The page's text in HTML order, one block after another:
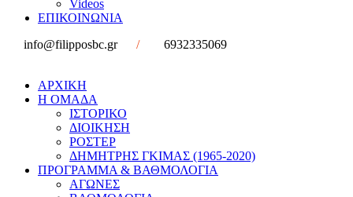
Videos
ΕΠΙΚΟΙΝΩΝΙΑ
info@filipposbc.gr
/ 6932335069
ΑΡΧΙΚΗ
Η ΟΜΑΔΑ
ΙΣΤΟΡΙΚΟ
ΔΙΟΙΚΗΣΗ
ΡΟΣΤΕΡ
ΔΗΜΗΤΡΗΣ ΓΚΙΜΑΣ (1965-2020)
ΠΡΟΓΡΑΜΜΑ & ΒΑΘΜΟΛΟΓΙΑ
ΑΓΩΝΕΣ